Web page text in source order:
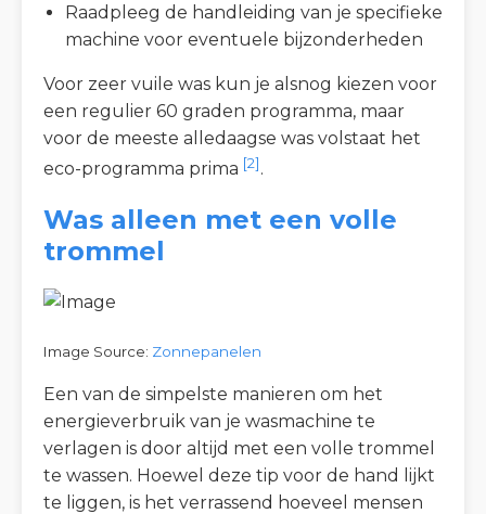
Raadpleeg de handleiding van je specifieke
machine voor eventuele bijzonderheden
Voor zeer vuile was kun je alsnog kiezen voor
een regulier 60 graden programma, maar
voor de meeste alledaagse was volstaat het
eco-programma prima [2].
Was alleen met een volle
trommel
Image Source: Zonnepanelen
Een van de simpelste manieren om het
energieverbruik van je wasmachine te
verlagen is door altijd met een volle trommel
te wassen. Hoewel deze tip voor de hand lijkt
te liggen, is het verrassend hoeveel mensen